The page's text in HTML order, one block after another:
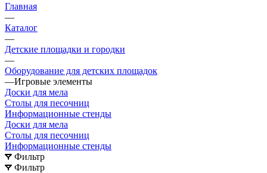
Главная
—
Каталог
—
Детские площадки и городки
—
Оборудование для детских площадок
—Игровые элементы
Доски для мела
Столы для песочниц
Информационные стенды
Доски для мела
Столы для песочниц
Информационные стенды
Фильтр
Фильтр